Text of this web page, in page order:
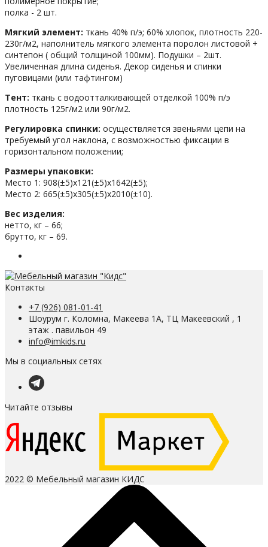
полка - 2 шт.
Мягкий элемент: ткань 40% п/э; 60% хлопок, плотность 220-
230г/м2, наполнитель мягкого элемента поролон листовой +
синтепон ( общий толщиной 100мм). Подушки – 2шт.
Увеличенная длина сиденья. Декор сиденья и спинки
пуговицами (или тафтингом)
Тент: ткань с водоотталкивающей отделкой 100% п/э
плотность 125г/м2 или 90г/м2.
Регулировка спинки: осуществляется звеньями цепи на
требуемый угол наклона, с возможностью фиксации в
горизонтальном положении;
Размеры упаковки:
Место 1: 908(±5)х121(±5)х1642(±5);
Место 2: 665(±5)х305(±5)х2010(±10).
Вес изделия:
нетто, кг – 66;
брутто, кг – 69.
Контакты
+7 (926) 081-01-41
Шоурум г. Коломна, Макеева 1А, ТЦ Макеевский , 1
этаж . павильон 49
info@imkids.ru
Мы в социальных сетях
Читайте отзывы
2022 © Мебельный магазин КИДС